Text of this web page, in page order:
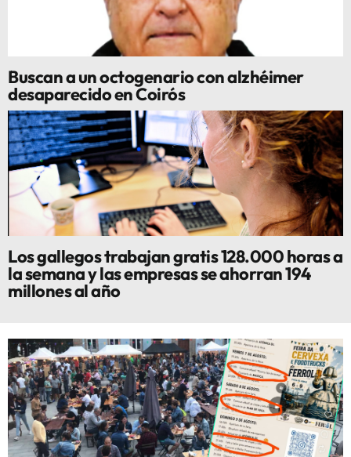
Buscan a un octogenario con alzhéimer
desaparecido en Coirós
Los gallegos trabajan gratis 128.000 horas a
la semana y las empresas se ahorran 194
millones al año